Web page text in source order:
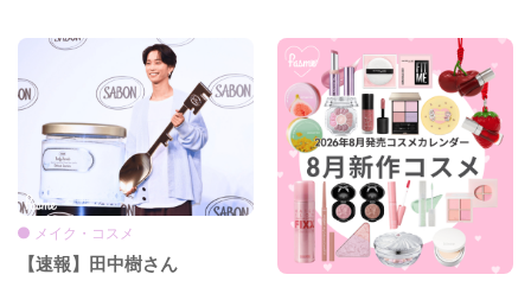
メイク・コスメ
【速報】田中樹さん